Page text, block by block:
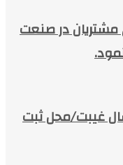
مشتریان در صنعت
ویژه سربازان با ۸ سال غیبت/محل ثبت